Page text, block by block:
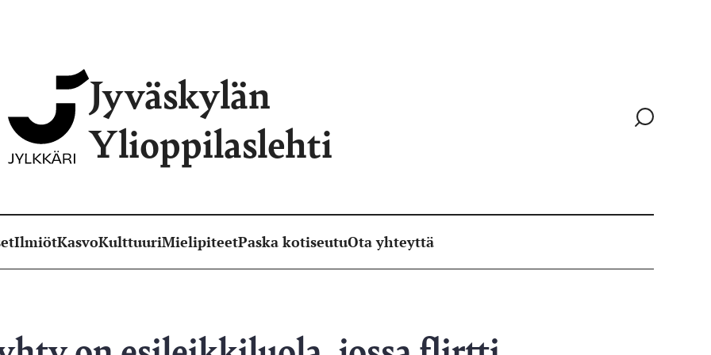
Jyväskylän
Ylioppilaslehti
Siirry
IlmiötKasvoKulttuuriMielipiteetPaska kotiseutuOta yhteyttä